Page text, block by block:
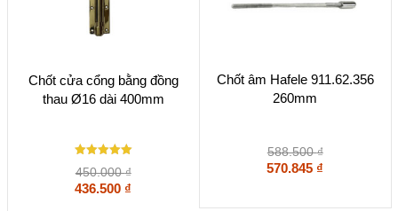
Chốt cửa cổng bằng đồng
thau Ø16 dài 400mm
Được xếp
hạng
5
450.000₫
436.500 ₫
Chốt âm Hafele 911.62.356
260mm
588.500₫
570.845 ₫